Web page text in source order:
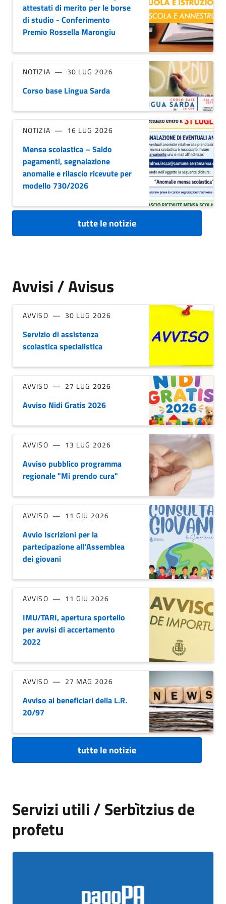
attestati di merito per le borse
di studio - Conferimento
Premio Rossella Marongiu
NOTIZIA 30 LUG 2026
Corso base Lingua Sarda
NOTIZIA 16 LUG 2026
Mensa scolastica – Saldo
pagamenti, segnalazione
anomalie e rilascio ricevute per
modello 730/2026
tutte le notizie
Avvisi / Avisus
AVVISO 30 LUG 2026
Servizio di assistenza
scolastica specialistica
AVVISO 27 LUG 2026
Avviso Nidi Gratis 2026
AVVISO 13 LUG 2026
Avviso pubblico programma
regionale "Mi prendo cura"
AVVISO 11 GIU 2026
Avvio Iscrizioni per la
partecipazione all'Assemblea
dei giovani
AVVISO 11 GIU 2026
IMU/TARI, apertura sportello
per avvisi di accertamento
2022
AVVISO 27 MAG 2026
Avviso ai beneficiari della L.R.
20/97
tutte le notizie
Servizi utili / Serbìtzius de
profetu